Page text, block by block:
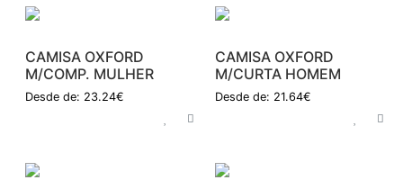
CAMISA OXFORD
M/COMP. MULHER
Desde de: 23.24€
CAMISA OXFORD
M/CURTA HOMEM
Desde de: 21.64€